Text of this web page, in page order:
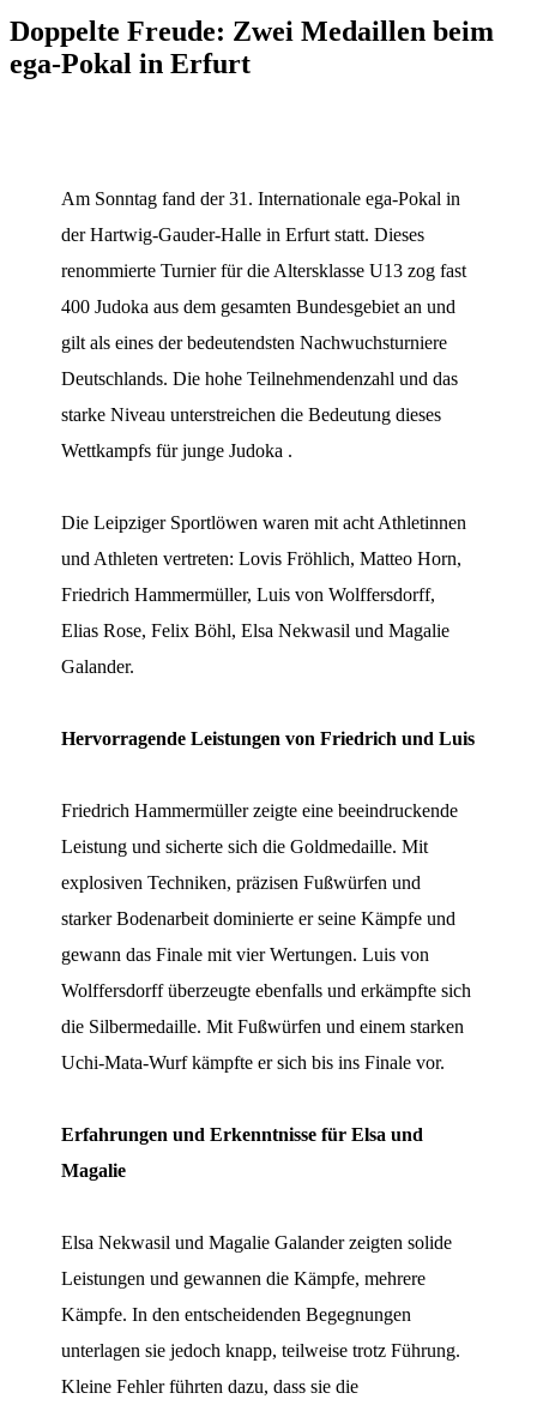
Doppelte Freude: Zwei Medaillen beim
ega-Pokal in Erfurt
Am Sonntag fand der 31. Internationale ega-Pokal in
der Hartwig-Gauder-Halle in Erfurt statt. Dieses
renommierte Turnier für die Altersklasse U13 zog fast
400 Judoka aus dem gesamten Bundesgebiet an und
gilt als eines der bedeutendsten Nachwuchsturniere
Deutschlands. Die hohe Teilnehmendenzahl und das
starke Niveau unterstreichen die Bedeutung dieses
Wettkampfs für junge Judoka .
Die Leipziger Sportlöwen waren mit acht Athletinnen
und Athleten vertreten: Lovis Fröhlich, Matteo Horn,
Friedrich Hammermüller, Luis von Wolffersdorff,
Elias Rose, Felix Böhl, Elsa Nekwasil und Magalie
Galander.
Hervorragende Leistungen von Friedrich und Luis
Friedrich Hammermüller zeigte eine beeindruckende
Leistung und sicherte sich die Goldmedaille. Mit
explosiven Techniken, präzisen Fußwürfen und
starker Bodenarbeit dominierte er seine Kämpfe und
gewann das Finale mit vier Wertungen. Luis von
Wolffersdorff überzeugte ebenfalls und erkämpfte sich
die Silbermedaille. Mit Fußwürfen und einem starken
Uchi-Mata-Wurf kämpfte er sich bis ins Finale vor.
Erfahrungen und Erkenntnisse für Elsa und
Magalie
Elsa Nekwasil und Magalie Galander zeigten solide
Leistungen und gewannen die Kämpfe, mehrere
Kämpfe. In den entscheidenden Begegnungen
unterlagen sie jedoch knapp, teilweise trotz Führung.
Kleine Fehler führten dazu, dass sie die